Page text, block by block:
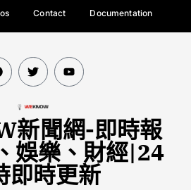
Contact Documentation
新聞網-即時報
娛樂、財經|24
即時更新